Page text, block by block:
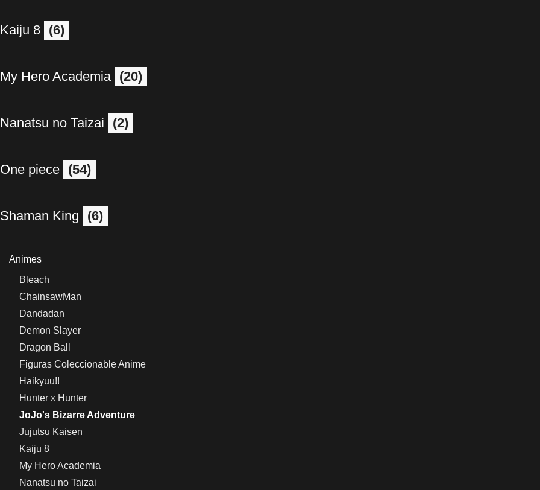
Kaiju 8 (6)
My Hero Academia (20)
Nanatsu no Taizai (2)
One piece (54)
Shaman King (6)
Animes
Bleach
ChainsawMan
Dandadan
Demon Slayer
Dragon Ball
Figuras Coleccionable Anime
Haikyuu!!
Hunter x Hunter
JoJo's Bizarre Adventure
Jujutsu Kaisen
Kaiju 8
My Hero Academia
Nanatsu no Taizai